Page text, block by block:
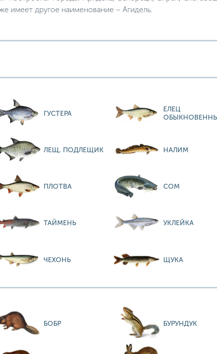
имеет другое наименование – Агидель.
ГУСТЕРА
ЕЛЕЦ
ЛЕЩ, ПОДЛЕЩИК НАЛИМ
ПЛОТВА СОМ
ТАЙМЕНЬ УКЛЕЙКА
ЧЕХОНЬ ЩУКА
БОБР БУРУНДУК